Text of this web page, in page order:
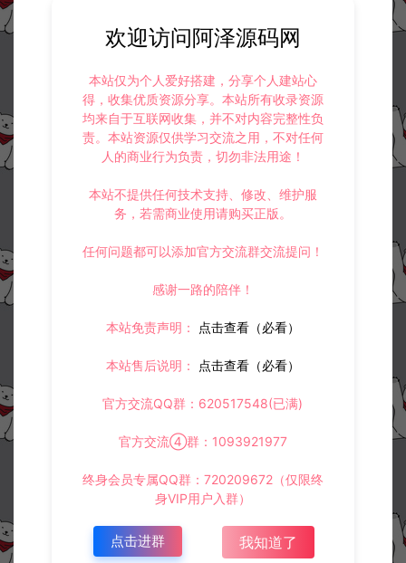
本站资源售价只是赞助，收取费用仅维持本站的日常运营所需。
若您需要商业运营或用于其他商业活动，请您购买正版授权并合法
使用。
如果本站有侵犯、不妥之处的资源，请在网站右边客服联系我们。
将会第一时间解决！
业用途，请大家不要用于商用！
侵权联系邮箱：32838727@qq.com
最新整理Linux手工服务端+Win一键服务端+解压即玩+简易安卓客户端+详
https://www.lyzwlkj.vip/58171/syzy/xyxh5/
冷雨泽ღ 默认解压密码：www.lyzwlkj.vip 复
三网H5休闲游戏【地精旷工H5】3月最新整理Linux手工服务端+Win一键服务端+解压即玩+简易安卓客户端+详细搭建教程
下一篇：
欢迎访问阿泽源码网
本站仅为个人爱好搭建，分享个人建站心
得，收集优质资源分享。本站所有收录资源
均来自于互联网收集，并不对内容完整性负
责。本站资源仅供学习交流之用，不对任何
人的商业行为负责，切勿非法用途！
本站不提供任何技术支持、修改、维护服
务，若需商业使用请购买正版。
任何问题都可以添加官方交流群交流提问！
感谢一路的陪伴！
本站免责声明： 点击查看（必看）
本站售后说明： 点击查看（必看）
官方交流QQ群：620517548(已满)
官方交流④群：1093921977
终身会员专属QQ群：720209672（仅限终
身VIP用户入群）
点击进群 我知道了